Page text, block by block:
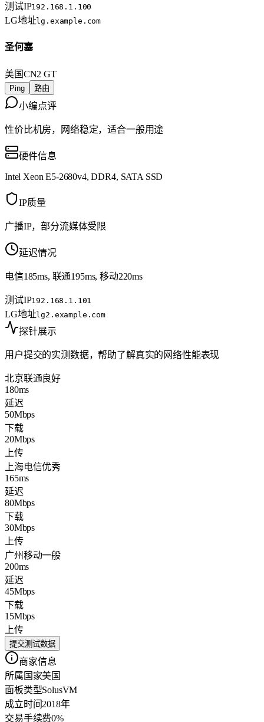
测试IP192.168.1.100
LG地址lg.example.com
圣何塞
美国CN2 GT
Ping 路由
小编点评
性价比机房，网络稳定，适合一般用途
硬件信息
Intel Xeon E5-2680v4, DDR4, SATA SSD
IP质量
广播IP，部分流媒体受限
延迟情况
电信185ms, 联通195ms, 移动220ms
测试IP192.168.1.101
LG地址lg2.example.com
探针展示
用户提交的实测数据，帮助了解真实的网络性能表现
北京联通 良好
180ms
延迟
50Mbps
下载
20Mbps
上传
上海电信优秀
165ms
延迟
80Mbps
下载
30Mbps
上传
广州移动一般
200ms
延迟
45Mbps
下载
15Mbps
上传
提交测试数据
商家信息
所属国家美国
面板类型SolusVM
成立时间2018年
交易手续费0%